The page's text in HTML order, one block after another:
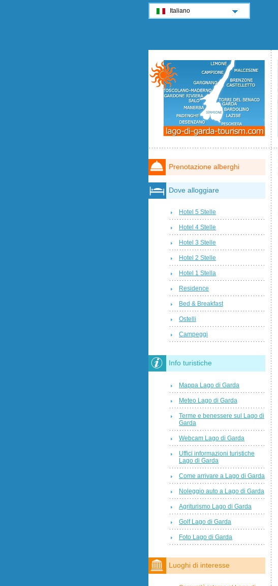
Prenotazione alberghi
Dove alloggiare
Hotel 5 Stelle
Hotel 4 Stelle
Hotel 3 Stelle
Hotel 2 Stelle
Hotel 1 Stella
Residence
Bed & Breakfast
Ostelli
Campeggi
Info turistiche
Mappa Lago di Garda
Meteo Lago di Garda
Terme e benessere sul Lago di
Garda
Webcam Lago di Garda
Uffici informazioni turistiche
Lago di Garda
Come arrivare a Lago di Garda
Noleggio auto a Lago di Garda
Agriturismo Lago di Garda
Golf Lago di Garda
Foto Lago di Garda
Luoghi di interesse
Italiano